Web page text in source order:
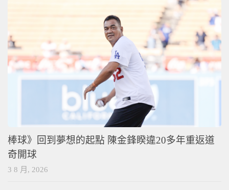
棒球》回到夢想的起點 陳金鋒睽違20多年重返道
奇開球
3 8 月, 2026